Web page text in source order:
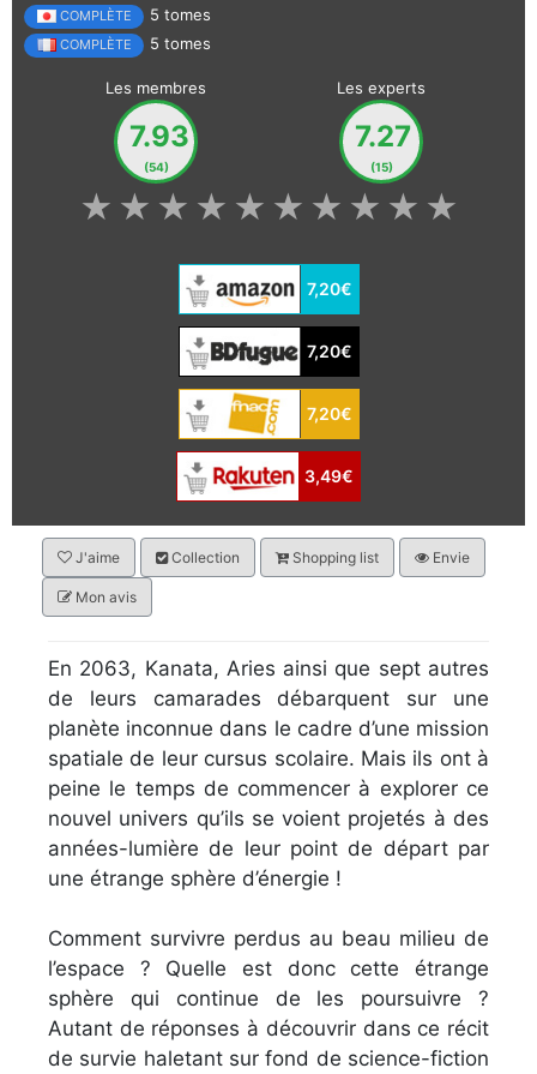
COMPLÈTE 5 tomes
COMPLÈTE 5 tomes
Les membres
7.93
(54)
Les experts
7.27
(15)
★
★
★
★
★
★
★
★
★
★
7,20€
7,20€
7,20€
3,49€
J'aime Collection Shopping list Envie
Mon avis
En 2063, Kanata, Aries ainsi que sept autres
de leurs camarades débarquent sur une
planète inconnue dans le cadre d’une mission
spatiale de leur cursus scolaire. Mais ils ont à
peine le temps de commencer à explorer ce
nouvel univers qu’ils se voient projetés à des
années-lumière de leur point de départ par
une étrange sphère d’énergie !
Comment survivre perdus au beau milieu de
l’espace ? Quelle est donc cette étrange
sphère qui continue de les poursuivre ?
Autant de réponses à découvrir dans ce récit
de survie haletant sur fond de science-fiction